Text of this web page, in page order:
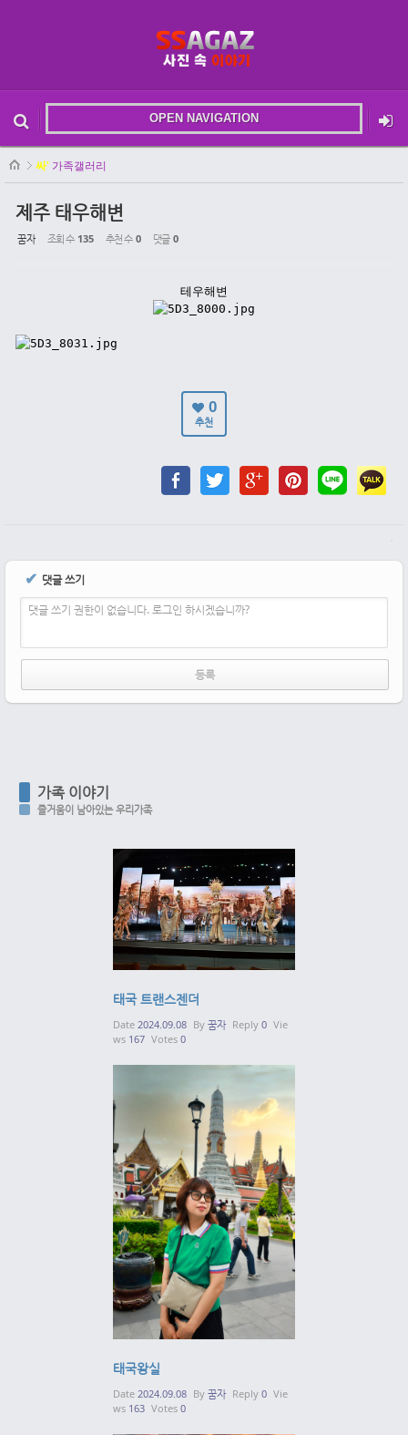
메뉴 건너뛰기
OPEN NAVIGATION
본문시작
싸' 가족갤러리
제주 태우해변
꿈자 조회 수 135 추천 수 0 댓글 0
테우해변
0
추천
✔ 댓글 쓰기
댓글 쓰기 권한이 없습니다. 로그인 하시겠습니까?
가족 이야기
즐거움이 남아있는 우리가족
태국 트랜스젠더
Date 2024.09.08 By 꿈자 Reply 0 Vie
ws 167 Votes 0
태국왕실
Date 2024.09.08 By 꿈자 Reply 0 Vie
ws 163 Votes 0
Sketchbook5, 스케치북5
Sketchbook5, 스케치북5